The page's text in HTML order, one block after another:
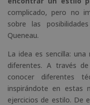
complicado, pero no
sobre las
Queneau.
La idea es sencilla:
diferentes. A través
conocer diferentes
inspirándote en estas
ejercicios de estilo. De